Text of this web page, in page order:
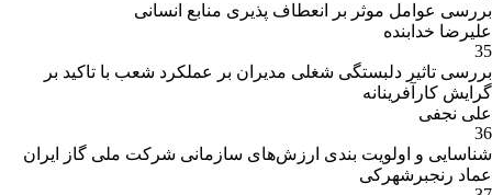
بررسی عوامل موثر بر انعطاف پذیری منابع انسانی
علیرضا خدابنده
35
بررسی تاثیر دلبستگی شغلی مدیران بر عملکرد شعب با تاکید بر
گرایش کارآفرینانه
علی نجفی
36
شناسایی و اولویت بندی ارزش‌های سازمانی شرکت ملی گاز ایران
عماد رنجبرشهرکی